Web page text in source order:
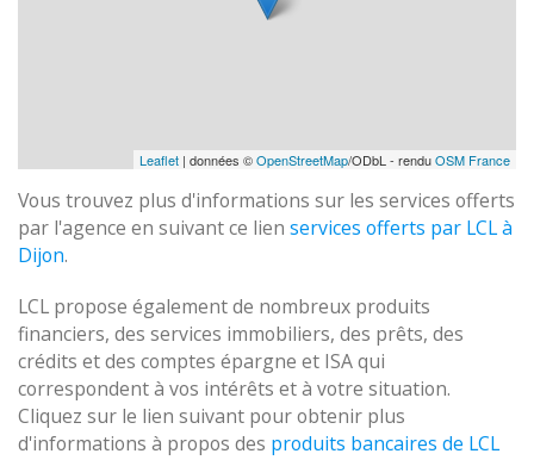
Leaflet | données ©OpenStreetMap/ODbL - renduOSM France
Vous trouvez plus d'informations sur les services offerts
par l'agence en suivant ce lien services offerts par LCL à
Dijon.
LCL propose également de nombreux produits
financiers, des services immobiliers, des prêts, des
crédits et des comptes épargne et ISA qui
correspondent à vos intérêts et à votre situation.
Cliquez sur le lien suivant pour obtenir plus
d'informations à propos des produits bancaires de LCL